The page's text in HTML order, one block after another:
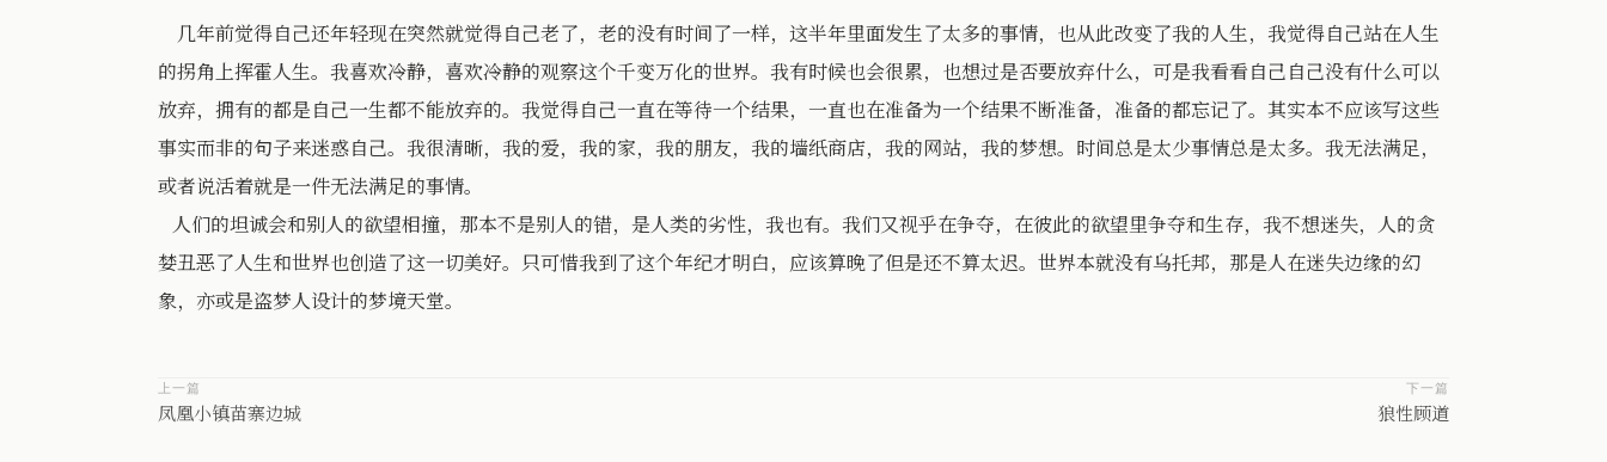
几年前觉得自己还年轻现在突然就觉得自己老了，老的没有时间了一样，这半年里面发生了太多的事情，也从此改变了我的人生，我觉得自己站在人生
的拐角上挥霍人生。我喜欢冷静，喜欢冷静的观察这个千变万化的世界。我有时候也会很累，也想过是否要放弃什么，可是我看看自己自己没有什么可以
放弃，拥有的都是自己一生都不能放弃的。我觉得自己一直在等待一个结果，一直也在准备为一个结果不断准备，准备的都忘记了。其实本不应该写这些
事实而非的句子来迷惑自己。我很清晰，我的爱，我的家，我的朋友，我的墙纸商店，我的网站，我的梦想。时间总是太少事情总是太多。我无法满足，
或者说活着就是一件无法满足的事情。
人们的坦诚会和别人的欲望相撞，那本不是别人的错，是人类的劣性，我也有。我们又视乎在争夺，在彼此的欲望里争夺和生存，我不想迷失，人的贪
婪丑恶了人生和世界也创造了这一切美好。只可惜我到了这个年纪才明白，应该算晚了但是还不算太迟。世界本就没有乌托邦，那是人在迷失边缘的幻
象，亦或是盗梦人设计的梦境天堂。
上一篇
凤凰小镇苗寨边城
下一篇
狼性顾道